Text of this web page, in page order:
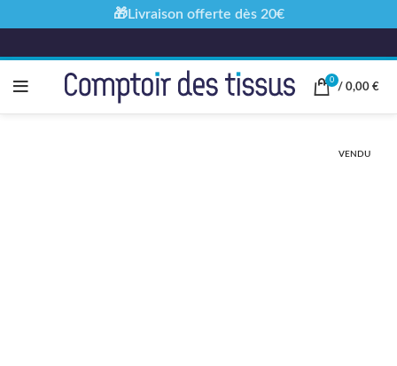
0
/ 0,00 €
VENDU
🎁Livraison offerte dès 20€